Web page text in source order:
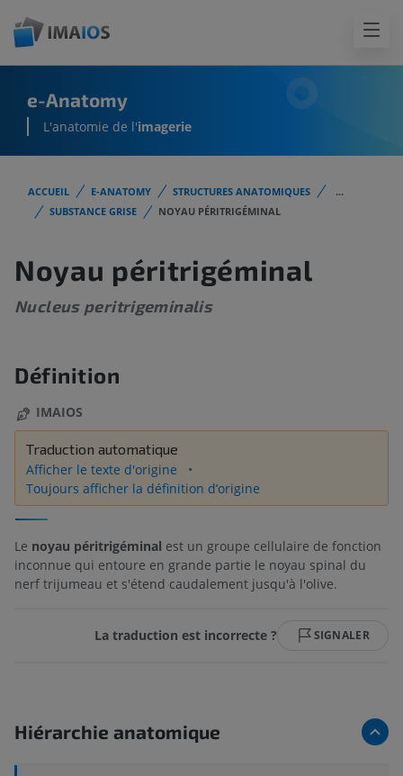
e-Anatomy
L'anatomie de l'imagerie
ACCUEIL E-ANATOMY STRUCTURES ANATOMIQUES
...
SUBSTANCE GRISE
NOYAU PÉRITRIGÉMINAL
Noyau péritrigéminal
Nucleus peritrigeminalis
Définition
IMAIOS
Traduction automatique
Afficher le texte d'origine
Toujours afficher la définition d’origine
Le noyau péritrigéminal est un groupe cellulaire de fonction
inconnue qui entoure en grande partie le noyau spinal du
nerf trijumeau et s'étend caudalement jusqu'à l'olive.
La traduction est incorrecte ? SIGNALER
Hiérarchie anatomique